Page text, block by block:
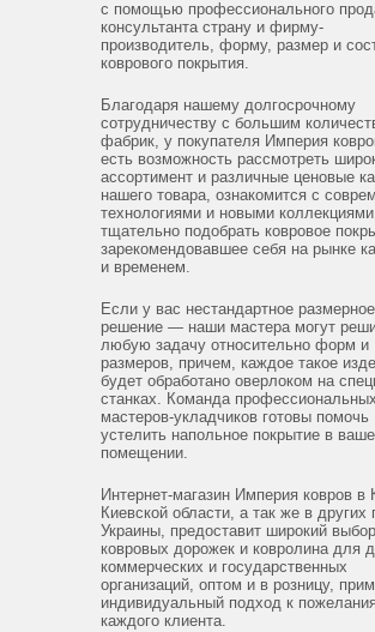
с помощью профессионального
консультанта страну и фирму-
производитель, форму, размер и
коврового покрытия.
Благодаря нашему долгосрочному
сотрудничеству с большим
фабрик, у покупателя Империя
есть возможность рассмотреть
ассортимент и различные ценовые
нашего товара, ознакомится с
технологиями и новыми
тщательно подобрать ковровое
зарекомендовавшее себя на рынке
и временем.
Если у вас нестандартное размерное
решение — наши мастера могут
любую задачу относительно форм и
размеров, причем, каждое такое
будет обработано оверлоком на
станках. Команда профессиональных
мастеров-укладчиков готовы помочь
устелить напольное покрытие в
помещении.
Интернет-магазин Империя ковров в
Киевской области, а так же в других
Украины, предоставит широкий
ковровых дорожек и ковролина для
коммерческих и государственных
организаций, оптом и в розницу,
индивидуальный подход к
каждого клиента.